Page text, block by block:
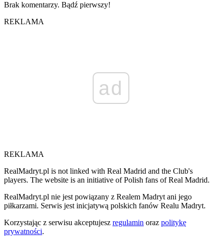
Brak komentarzy. Bądź pierwszy!
REKLAMA
ad
REKLAMA
RealMadryt.pl is not linked with Real Madrid and the Club's
players. The website is an initiative of Polish fans of Real Madrid.
RealMadryt.pl nie jest powiązany z Realem Madryt ani jego
piłkarzami. Serwis jest inicjatywą polskich fanów Realu Madryt.
Korzystając z serwisu akceptujesz regulamin oraz politykę
prywatności.